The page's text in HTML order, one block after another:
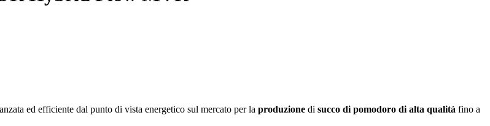
ed efficiente dal punto di vista energetico sul mercato per la produzione di succo di pomodoro di alta qualità fino a